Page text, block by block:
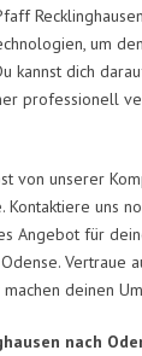
um
kannst dich
professionell
von unserer
Kontaktiere uns
Angebot für
Vertraue
deinen
nach